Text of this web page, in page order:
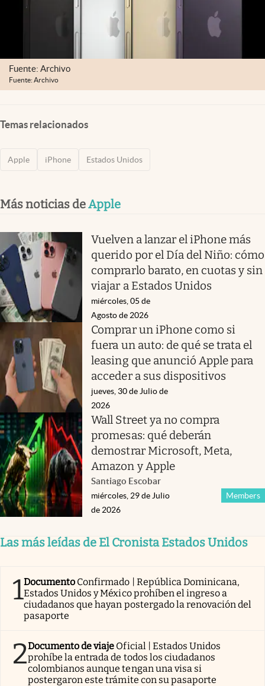
Fuente: Archivo
Fuente: Archivo
Temas relacionados
Apple iPhone Estados Unidos
Más noticias deApple
Vuelven a lanzar el iPhone más
querido por el Día del Niño: cómo
comprarlo barato, en cuotas y sin
viajar a Estados Unidos
miércoles, 05 de
Agosto de 2026
Comprar un iPhone como si
fuera un auto: de qué se trata el
leasing que anunció Apple para
acceder a sus dispositivos
jueves, 30 de Julio de
2026
Wall Street ya no compra
promesas: qué deberán
demostrar Microsoft, Meta,
Amazon y Apple
Santiago Escobar
Members
miércoles, 29 de Julio
de 2026
Las más leídas de El Cronista Estados Unidos
1Documento Confirmado | República Dominicana,
Estados Unidos y México prohíben el ingreso a
ciudadanos que hayan postergado la renovación del
pasaporte
2Documento de viaje Oficial | Estados Unidos
prohíbe la entrada de todos los ciudadanos
colombianos aunque tengan una visa si
postergaron este trámite con su pasaporte